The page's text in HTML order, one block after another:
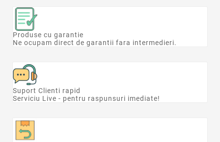
Produse cu garantie
Ne ocupam direct de garantii fara intermedieri.
Suport Clienti rapid
Serviciu Live - pentru raspunsuri imediate!